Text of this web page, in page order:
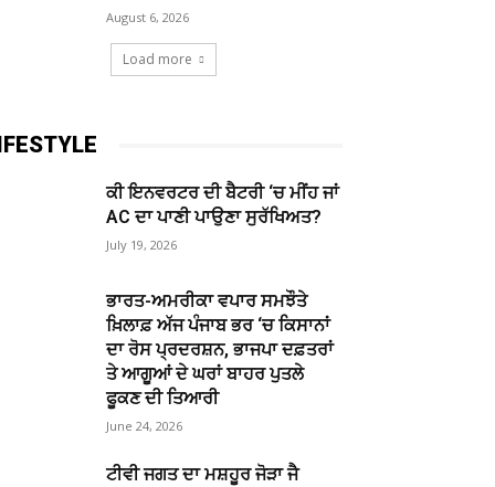
August 6, 2026
Load more
ਕੀ ਇਨਵਰਟਰ ਦੀ ਬੈਟਰੀ ‘ਚ ਮੀਂਹ ਜਾਂ
AC ਦਾ ਪਾਣੀ ਪਾਉਣਾ ਸੁਰੱਖਿਅਤ?
July 19, 2026
ਭਾਰਤ-ਅਮਰੀਕਾ ਵਪਾਰ ਸਮਝੌਤੇ
ਖ਼ਿਲਾਫ਼ ਅੱਜ ਪੰਜਾਬ ਭਰ ‘ਚ ਕਿਸਾਨਾਂ
ਦਾ ਰੋਸ ਪ੍ਰਦਰਸ਼ਨ, ਭਾਜਪਾ ਦਫ਼ਤਰਾਂ
ਤੇ ਆਗੂਆਂ ਦੇ ਘਰਾਂ ਬਾਹਰ ਪੁਤਲੇ
ਫੂਕਣ ਦੀ ਤਿਆਰੀ
June 24, 2026
ਟੀਵੀ ਜਗਤ ਦਾ ਮਸ਼ਹੂਰ ਜੋੜਾ ਜੈ